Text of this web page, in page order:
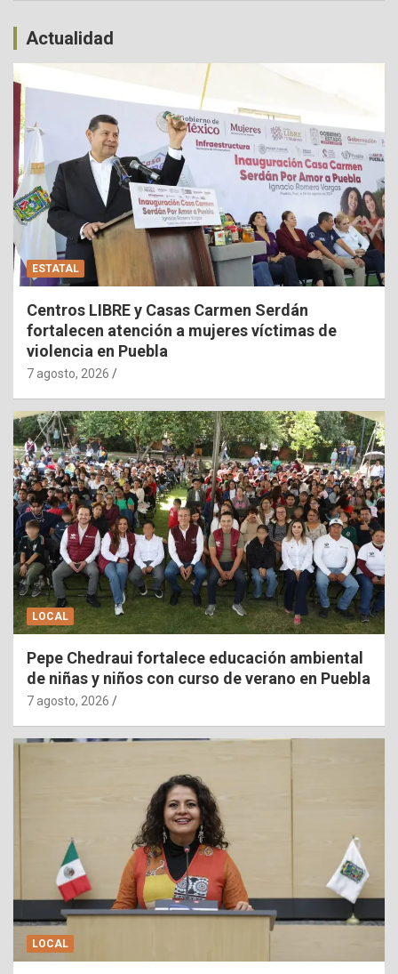
Actualidad
ESTATAL
Centros LIBRE y Casas Carmen Serdán
fortalecen atención a mujeres víctimas de
violencia en Puebla
7 agosto, 2026
LOCAL
Pepe Chedraui fortalece educación ambiental
de niñas y niños con curso de verano en Puebla
7 agosto, 2026
LOCAL